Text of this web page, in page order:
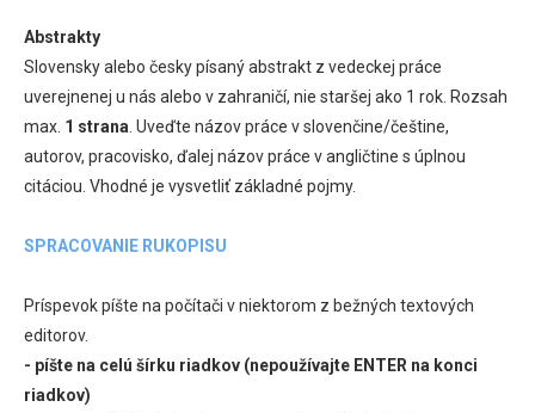
Abstrakty
Slovensky alebo česky písaný abstrakt z vedeckej práce
uverejnenej u nás alebo v zahraničí, nie staršej ako 1 rok. Rozsah
max. 1 strana . Uveďte názov práce v slovenčine/češtine,
autorov, pracovisko, ďalej názov práce v angličtine s úplnou
citáciou. Vhodné je vysvetliť základné pojmy.
SPRACOVANIE RUKOPISU
Príspevok píšte na počítači v niektorom z bežných textových
editorov.
- píšte na celú šírku riadkov (nepoužívajte ENTER na konci
riadkov)